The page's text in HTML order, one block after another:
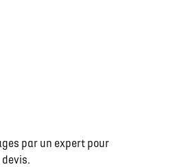
par un expert pour